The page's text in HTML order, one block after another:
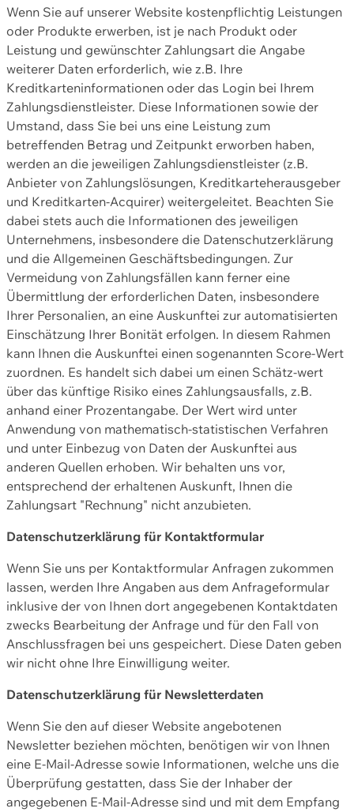
Wenn Sie auf unserer Website kostenpflichtig Leistungen
oder Produkte erwerben, ist je nach Produkt oder
Leistung und gewünschter Zahlungsart die Angabe
weiterer Daten erforderlich, wie z.B. Ihre
Kreditkarteninformationen oder das Login bei Ihrem
Zahlungsdienstleister. Diese Informationen sowie der
Umstand, dass Sie bei uns eine Leistung zum
betreffenden Betrag und Zeitpunkt erworben haben,
werden an die jeweiligen Zahlungsdienstleister (z.B.
Anbieter von Zahlungslösungen, Kreditkarteherausgeber
und Kreditkarten-Acquirer) weitergeleitet. Beachten Sie
dabei stets auch die Informationen des jeweiligen
Unternehmens, insbesondere die Datenschutzerklärung
und die Allgemeinen Geschäftsbedingungen. Zur
Vermeidung von Zahlungsfällen kann ferner eine
Übermittlung der erforderlichen Daten, insbesondere
Ihrer Personalien, an eine Auskunftei zur automatisierten
Einschätzung Ihrer Bonität erfolgen. In diesem Rahmen
kann Ihnen die Auskunftei einen sogenannten Score-Wert
zuordnen. Es handelt sich dabei um einen Schätz-wert
über das künftige Risiko eines Zahlungsausfalls, z.B.
anhand einer Prozentangabe. Der Wert wird unter
Anwendung von mathematisch-statistischen Verfahren
und unter Einbezug von Daten der Auskunftei aus
anderen Quellen erhoben. Wir behalten uns vor,
entsprechend der erhaltenen Auskunft, Ihnen die
Zahlungsart "Rechnung" nicht anzubieten.
Datenschutzerklärung für Kontaktformular
Wenn Sie uns per Kontaktformular Anfragen zukommen
lassen, werden Ihre Angaben aus dem Anfrageformular
inklusive der von Ihnen dort angegebenen Kontaktdaten
zwecks Bearbeitung der Anfrage und für den Fall von
Anschlussfragen bei uns gespeichert. Diese Daten geben
wir nicht ohne Ihre Einwilligung weiter.
Datenschutzerklärung für Newsletterdaten
Wenn Sie den auf dieser Website angebotenen
Newsletter beziehen möchten, benötigen wir von Ihnen
eine E-Mail-Adresse sowie Informationen, welche uns die
Überprüfung gestatten, dass Sie der Inhaber der
angegebenen E-Mail-Adresse sind und mit dem Empfang